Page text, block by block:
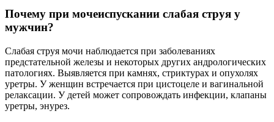
Почему при мочеиспускании слабая струя у
мужчин?
Слабая струя мочи наблюдается при заболеваниях
предстательной железы и некоторых других андрологических
патологиях. Выявляется при камнях, стриктурах и опухолях
уретры. У женщин встречается при цистоцеле и вагинальной
релаксации. У детей может сопровождать инфекции, клапаны
уретры, энурез.